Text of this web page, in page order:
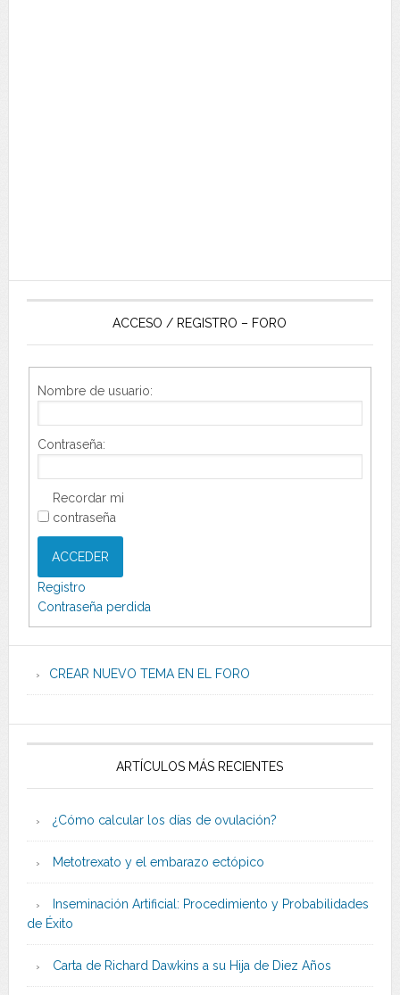
ACCESO / REGISTRO – FORO
Nombre de usuario:
Contraseña:
Recordar mi
contraseña
ACCEDER
Registro
Contraseña perdida
CREAR NUEVO TEMA EN EL FORO
ARTÍCULOS MÁS RECIENTES
¿Cómo calcular los días de ovulación?
Metotrexato y el embarazo ectópico
Inseminación Artificial: Procedimiento y Probabilidades
de Éxito
Carta de Richard Dawkins a su Hija de Diez Años